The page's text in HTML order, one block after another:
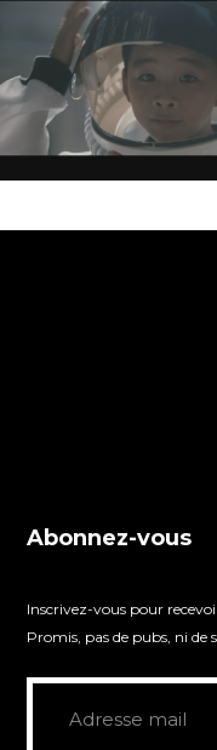
Abonnez-vous
Inscrivez-vous pour
Promis, pas de pubs, ni de